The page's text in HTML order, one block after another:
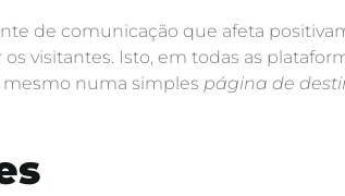
de comunicação que afeta
visitantes. Isto, em todas as
mesmo numa simples página de